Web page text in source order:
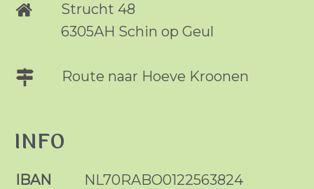
Strucht 48
6305AH Schin op Geul
Route naar Hoeve Kroonen
INFO
IBAN
NL70RABO0122563824